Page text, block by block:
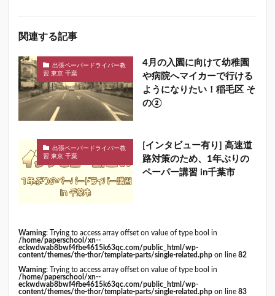
関連する記事
出張ペーパードライバー教
習 東京 千葉
4月の入園に向けて幼稚園
や病院へマイカーで行ける
ようになりたい！稲毛区 そ
の②
出張ペーパードライバー教
習 東京 千葉
[インタビュー有り] 高速道
路対策のため、1年ぶりの
ペーパー講習 in千葉市
Warning: Trying to access array offset on value of type bool in
/home/paperschool/xn--
eckwdwab8bwf4fbe4615k63qc.com/public_html/wp-
content/themes/the-thor/template-parts/single-related.php on line 82
Warning: Trying to access array offset on value of type bool in
/home/paperschool/xn--
eckwdwab8bwf4fbe4615k63qc.com/public_html/wp-
content/themes/the-thor/template-parts/single-related.php on line 83